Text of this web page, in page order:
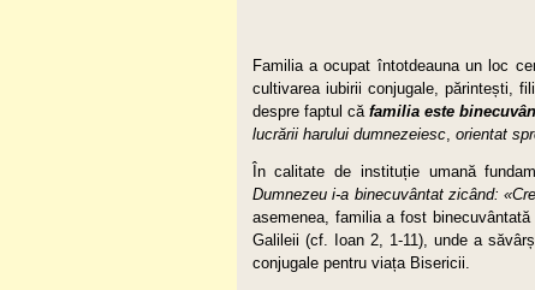
Familia a ocupat întotdeauna un loc
cultivarea iubirii conjugale, părintești,
despre faptul că familia este
lucrării harului dumnezeiesc, orientat
În calitate de instituție umană
Dumnezeu i-a binecuvântat zicând:
asemenea, familia a fost
Galileii (cf. Ioan 2, 1-11), unde a
conjugale pentru viața Bisericii.